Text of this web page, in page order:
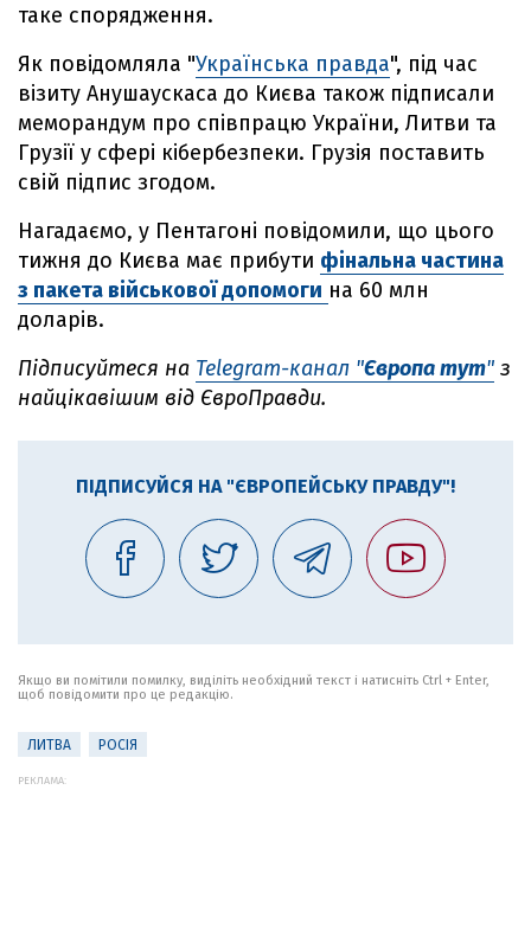
таке спорядження.
Як повідомляла "Українська правда", під час
візиту Анушаускаса до Києва також підписали
меморандум про співпрацю України, Литви та
Грузії у сфері кібербезпеки. Грузія поставить
свій підпис згодом.
Нагадаємо, у Пентагоні повідомили, що цього
тижня до Києва має прибути фінальна частина
з пакета військової допомоги на 60 млн
доларів.
Підписуйтеся на Telegram-канал "Європа тут" з
найцікавішим від ЄвроПравди.
ПІДПИСУЙСЯ НА "ЄВРОПЕЙСЬКУ ПРАВДУ"!
Якщо ви помітили помилку, виділіть необхідний текст і натисніть Ctrl + Enter,
щоб повідомити про це редакцію.
ЛИТВА РОСІЯ
РЕКЛАМА: